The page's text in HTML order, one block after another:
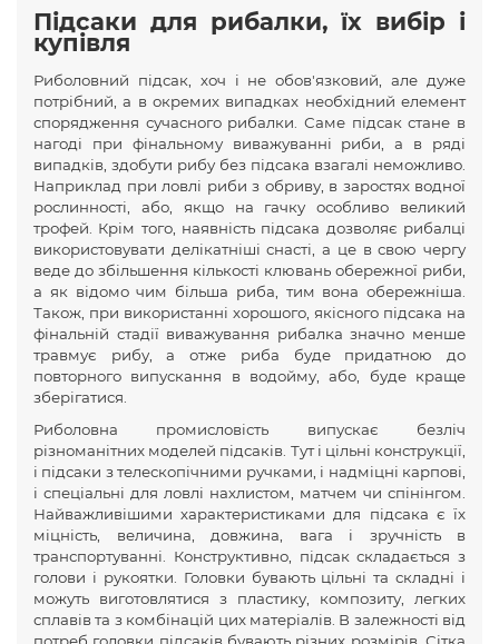
Підсаки для рибалки, їх вибір і
купівля
Риболовний підсак, хоч і не обов'язковий, але дуже
потрібний, а в окремих випадках необхідний елемент
спорядження сучасного рибалки. Саме підсак стане в
нагоді при фінальному виважуванні риби, а в ряді
випадків, здобути рибу без підсака взагалі неможливо.
Наприклад при ловлі риби з обриву, в заростях водної
рослинності, або, якщо на гачку особливо великий
трофей. Крім того, наявність підсака дозволяє рибалці
використовувати делікатніші снасті, а це в свою чергу
веде до збільшення кількості клювань обережної риби,
а як відомо чим більша риба, тим вона обережніша.
Також, при використанні хорошого, якісного підсака на
фінальній стадії виважування рибалка значно менше
травмує рибу, а отже риба буде придатною до
повторного випускання в водойму, або, буде краще
зберігатися.
Риболовна промисловість випускає безліч
різноманітних моделей підсаків. Тут і цільні конструкції,
і підсаки з телескопічними ручками, і надміцні карпові,
і спеціальні для ловлі нахлистом, матчем чи спінінгом.
Найважливішими характеристиками для підсака є їх
міцність, величина, довжина, вага і зручність в
транспортуванні. Конструктивно, підсак складається з
голови і рукоятки. Головки бувають цільні та складні і
можуть виготовлятися з пластику, композиту, легких
сплавів та з комбінацій цих матеріалів. В залежності від